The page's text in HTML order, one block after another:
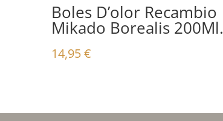
Boles D’olor Recambio
Mikado Borealis 200Ml.
14,95€